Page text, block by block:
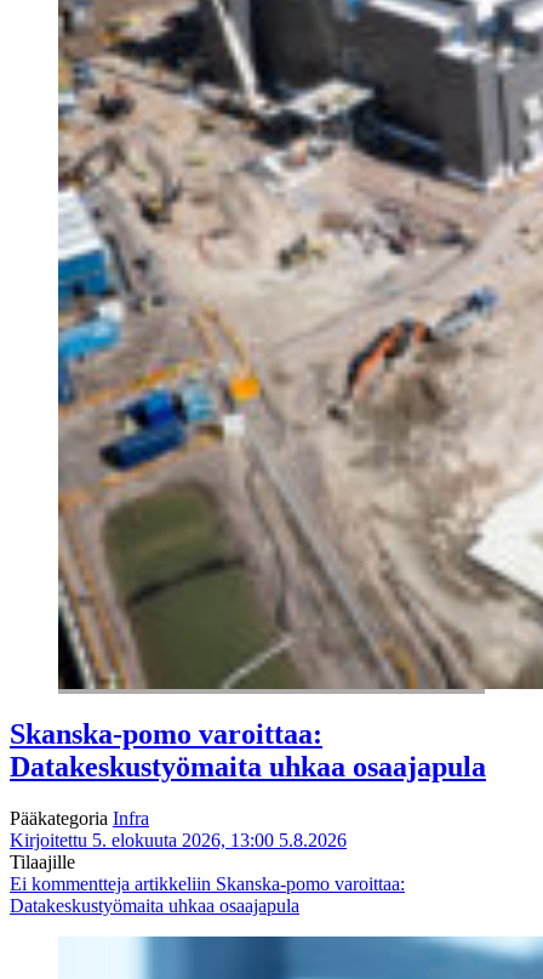
Skanska-pomo varoittaa:
Datakeskustyömaita uhkaa osaajapula
Pääkategoria Infra
Kirjoitettu 5. elokuuta 2026, 13:00 5.8.2026
Tilaajille
Ei kommentteja artikkeliin Skanska-pomo varoittaa:
Datakeskustyömaita uhkaa osaajapula